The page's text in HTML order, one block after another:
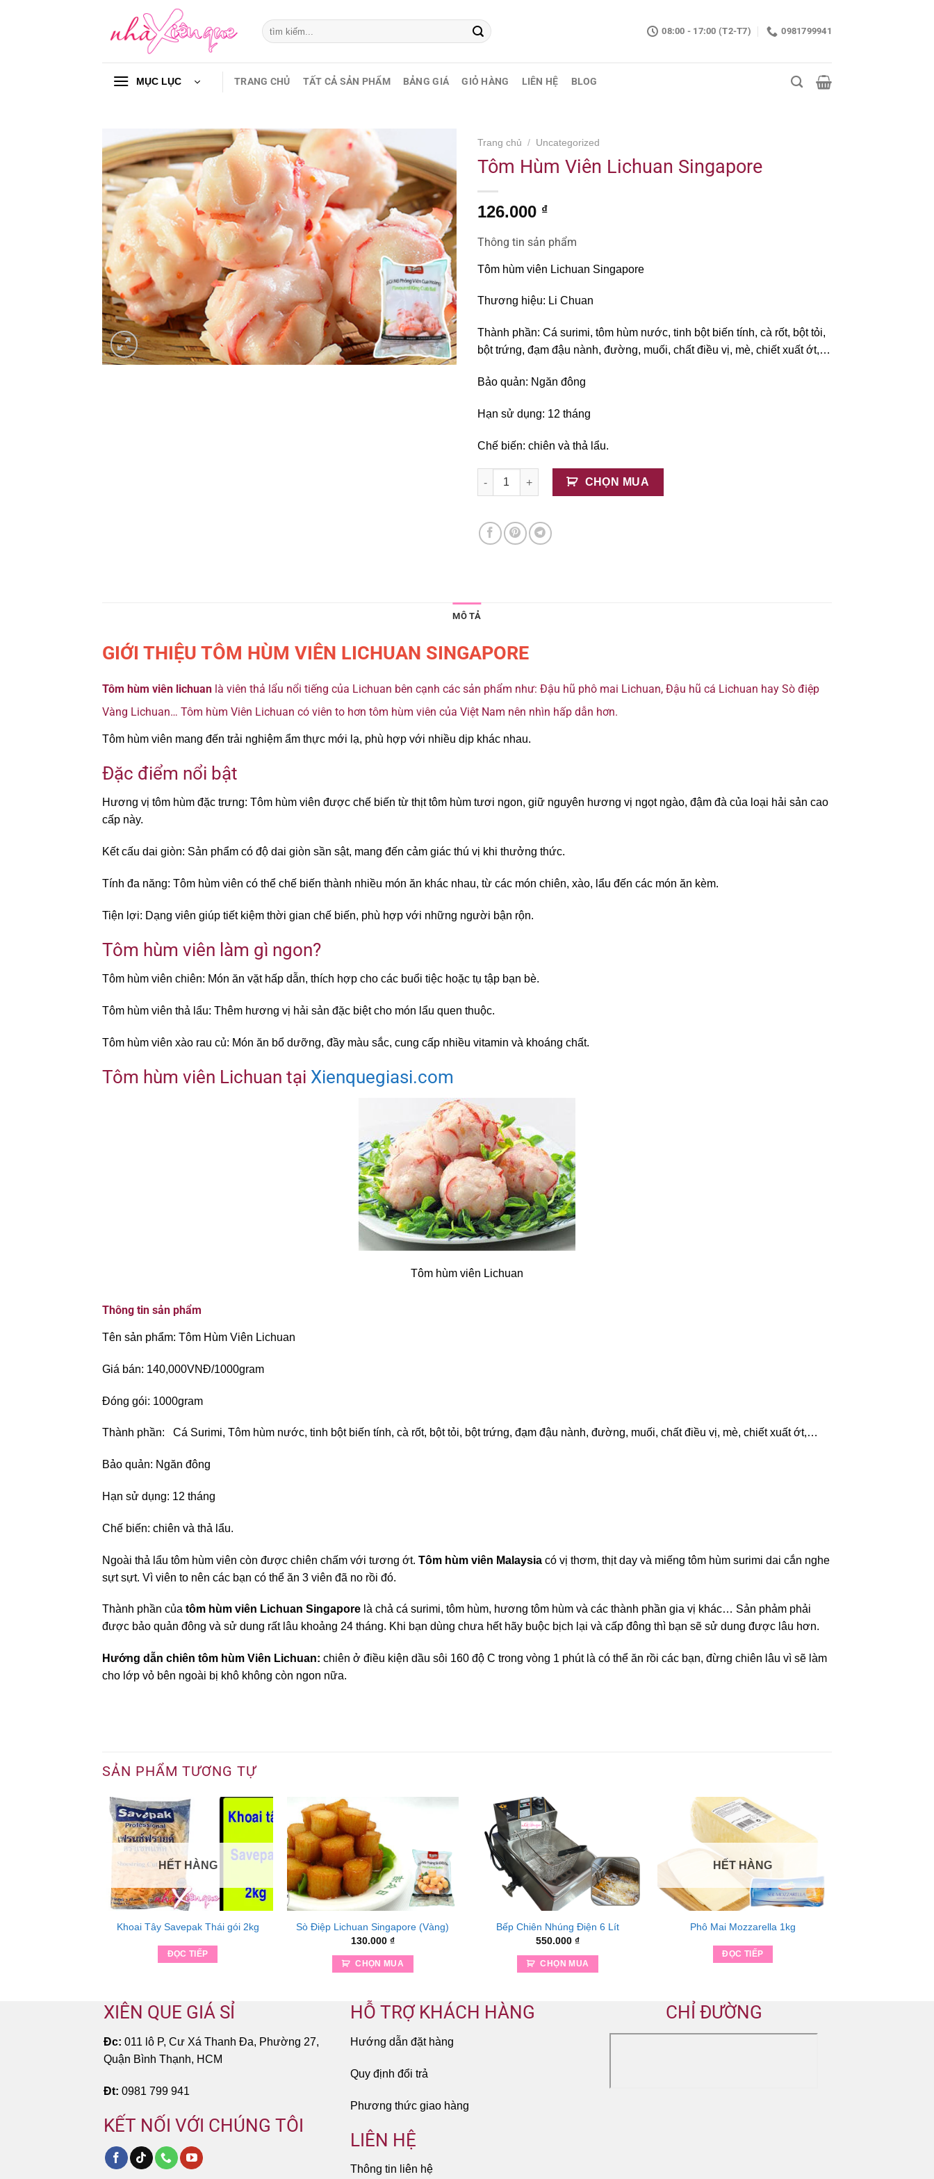
Tìm
kiếm:
08:00 - 17:00 (T2-T7) 0981799941
MỤC LỤC TRANG CHỦ TẤT CẢ SẢN PHẨM BẢNG GIÁ GIỎ HÀNG LIÊN HỆ BLOG
Trang chủ / Uncategorized
Tôm Hùm Viên Lichuan Singapore
126.000 ₫
Thông tin sản phẩm
Tôm hùm viên Lichuan Singapore
Thương hiệu: Li Chuan
Thành phần: Cá surimi, tôm hùm nước, tinh bột biến tính, cà rốt, bột tỏi,
bột trứng, đạm đậu nành, đường, muối, chất điều vị, mè, chiết xuất ớt,…
Bảo quản: Ngăn đông
Hạn sử dụng: 12 tháng
Chế biến: chiên và thả lẩu.
Tôm Hùm Viên Lichuan Singapore số lượng
CHỌN MUA
MÔ TẢ
GIỚI THIỆU TÔM HÙM VIÊN LICHUAN SINGAPORE
Tôm hùm viên lichuan là viên thả lẩu nổi tiếng của Lichuan bên cạnh các sản phẩm như: Đậu hũ phô mai Lichuan, Đậu hũ cá Lichuan hay Sò điệp
Vàng Lichuan… Tôm hùm Viên Lichuan có viên to hơn tôm hùm viên của Việt Nam nên nhìn hấp dẫn hơn.
Tôm hùm viên mang đến trải nghiệm ẩm thực mới lạ, phù hợp với nhiều dịp khác nhau.
Đặc điểm nổi bật
Hương vị tôm hùm đặc trưng: Tôm hùm viên được chế biến từ thịt tôm hùm tươi ngon, giữ nguyên hương vị ngọt ngào, đậm đà của loại hải sản cao
cấp này.
Kết cấu dai giòn: Sản phẩm có độ dai giòn sần sật, mang đến cảm giác thú vị khi thưởng thức.
Tính đa năng: Tôm hùm viên có thể chế biến thành nhiều món ăn khác nhau, từ các món chiên, xào, lẩu đến các món ăn kèm.
Tiện lợi: Dạng viên giúp tiết kiệm thời gian chế biến, phù hợp với những người bận rộn.
Tôm hùm viên làm gì ngon?
Tôm hùm viên chiên: Món ăn vặt hấp dẫn, thích hợp cho các buổi tiệc hoặc tụ tập bạn bè.
Tôm hùm viên thả lẩu: Thêm hương vị hải sản đặc biệt cho món lẩu quen thuộc.
Tôm hùm viên xào rau củ: Món ăn bổ dưỡng, đầy màu sắc, cung cấp nhiều vitamin và khoáng chất.
Tôm hùm viên Lichuan tại Xienquegiasi.com
Tôm hùm viên Lichuan
Thông tin sản phẩm
Tên sản phẩm: Tôm Hùm Viên Lichuan
Giá bán: 140,000VNĐ/1000gram
Đóng gói: 1000gram
Thành phần: Cá Surimi, Tôm hùm nước, tinh bột biến tính, cà rốt, bột tỏi, bột trứng, đạm đậu nành, đường, muối, chất điều vị, mè, chiết xuất ớt,…
Bảo quản: Ngăn đông
Hạn sử dụng: 12 tháng
Chế biến: chiên và thả lẩu.
Ngoài thả lẩu tôm hùm viên còn được chiên chấm với tương ớt. Tôm hùm viên Malaysia có vị thơm, thịt day và miếng tôm hùm surimi dai cắn nghe
sựt sựt. Vì viên to nên các bạn có thể ăn 3 viên đã no rồi đó.
Thành phần của tôm hùm viên Lichuan Singapore là chả cá surimi, tôm hùm, hương tôm hùm và các thành phần gia vị khác… Sản phảm phải
được bảo quản đông và sử dung rất lâu khoảng 24 tháng. Khi bạn dùng chưa hết hãy buộc bịch lại và cấp đông thì bạn sẽ sử dung được lâu hơn.
Hướng dẫn chiên tôm hùm Viên Lichuan: chiên ở điều kiện dầu sôi 160 độ C trong vòng 1 phút là có thể ăn rồi các bạn, đừng chiên lâu vì sẽ làm
cho lớp vỏ bên ngoài bị khô không còn ngon nữa.
SẢN PHẨM TƯƠNG TỰ
HẾT HÀNG
Khoai Tây Savepak Thái gói 2kg
ĐỌC TIẾP
Sò Điệp Lichuan Singapore (Vàng)
130.000 ₫
CHỌN MUA
Bếp Chiên Nhúng Điện 6 Lít
550.000₫
CHỌN MUA
HẾT HÀNG
Phô Mai Mozzarella 1kg
ĐỌC TIẾP
XIÊN QUE GIÁ SỈ
Đc: 011 lô P, Cư Xá Thanh Đa, Phường 27,
Quận Bình Thạnh, HCM
Đt: 0981 799 941
KẾT NỐI VỚI CHÚNG TÔI
HỖ TRỢ KHÁCH HÀNG
Hướng dẫn đặt hàng
Quy định đổi trả
Phương thức giao hàng
LIÊN HỆ
Thông tin liên hệ
CHỈ ĐƯỜNG